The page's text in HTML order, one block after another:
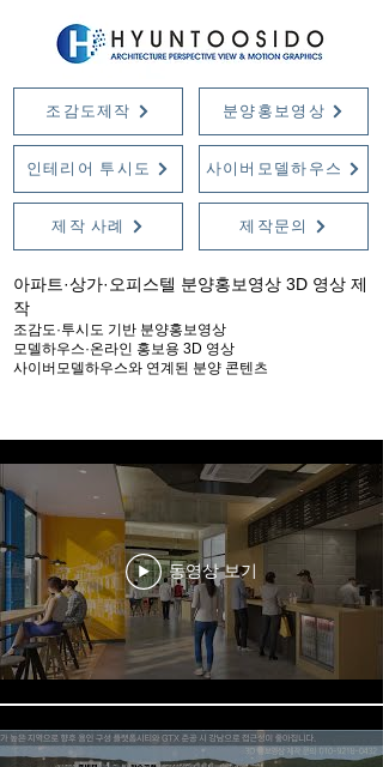
조감도제작 분양홍보영상
사이버모델하우스
제작문의
인테리어 투시도
제작 사례
아파트·상가·오피스텔 분양홍보영상 3D 영상 제
작
조감도·투시도 기반 분양홍보영상
모델하우스·온라인 홍보용 3D 영상
사이버모델하우스와 연계된 분양 콘텐츠
동영상 보기